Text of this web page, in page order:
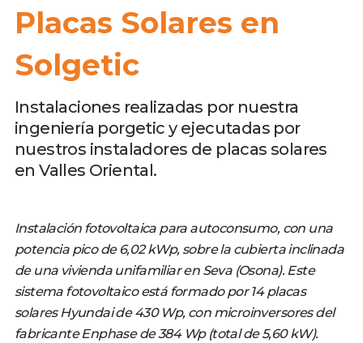
Placas Solares en
Solgetic
Instalaciones realizadas por nuestra
ingeniería porgetic y ejecutadas por
nuestros instaladores de placas solares
en Valles Oriental.
Instalación fotovoltaica para autoconsumo, con una
potencia pico de 6,02 kWp, sobre la cubierta inclinada
de una vivienda unifamiliar en Seva (Osona). Este
sistema fotovoltaico está formado por 14 placas
solares Hyundai de 430 Wp, con microinversores del
fabricante Enphase de 384 Wp (total de 5,60 kW).